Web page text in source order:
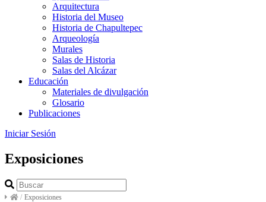
Arquitectura
Historia del Museo
Historia de Chapultepec
Arqueología
Murales
Salas de Historia
Salas del Alcázar
Educación
Materiales de divulgación
Glosario
Publicaciones
Iniciar Sesión
Exposiciones
/ Exposiciones